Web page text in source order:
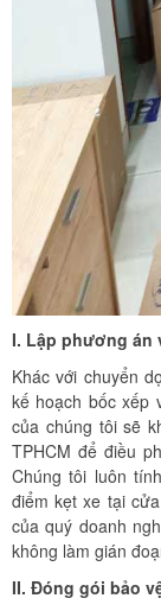
I. Lập phương
Khác với chuyển
kế hoạch bốc xếp
của chúng tôi sẽ
TPHCM để điều
Chúng tôi luôn
điểm kẹt xe tại
của quý doanh
không làm gián
II. Đóng gói bảo